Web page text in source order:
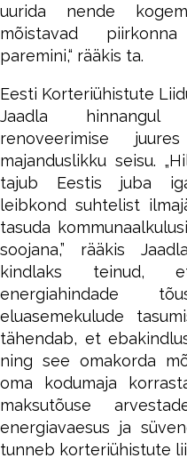
uurida nende
mõistavad piirkonna
paremini,“ rääkis ta.
Eesti Korteriühistute
Jaadla hinnangul
renoveerimise
majanduslikku seisu.
tajub Eestis juba
leibkond suhtelist
tasuda
soojana,” rääkis
kindlaks teinud,
energiahindade
eluasemekulude
tähendab, et
ning see omakorda
oma kodumaja
maksutõuse
energiavaesus ja
tunneb korteriühistute